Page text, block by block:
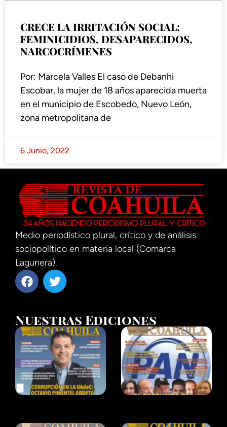
CRECE LA IRRITACIÓN SOCIAL:
FEMINICIDIOS, DESAPARECIDOS,
NARCOCRÍMENES
Por: Marcela Valles El caso de Debanhi
Escobar, la mujer de 18 años aparecida muerta
en el municipio de Escobedo, Nuevo León,
zona metropolitana de
6 Junio, 2022
Medio periodístico plural, crítico y de análisis
sociopolítico en materia local (Comarca
Lagunera).
Nuestras Ediciones